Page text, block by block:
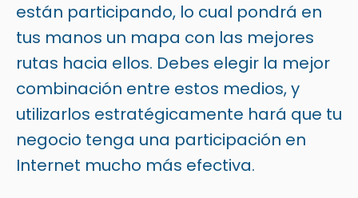
están participando, lo cual pondrá en
tus manos un mapa con las mejores
rutas hacia ellos. Debes elegir la mejor
combinación entre estos medios, y
utilizarlos estratégicamente hará que tu
negocio tenga una participación en
Internet mucho más efectiva.